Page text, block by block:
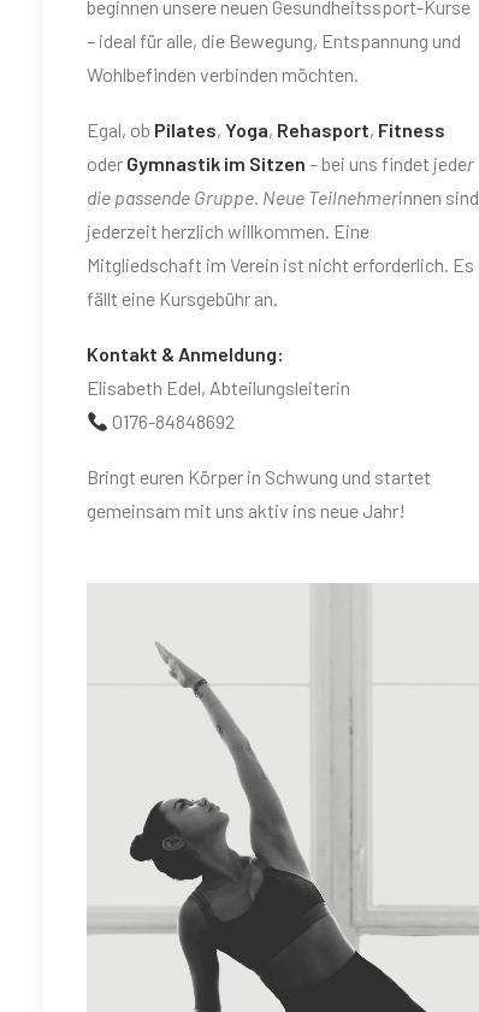
beginnen unsere neuen Gesundheitssport-Kurse
– ideal für alle, die Bewegung, Entspannung und
Wohlbefinden verbinden möchten.
Egal, ob Pilates, Yoga, Rehasport, Fitness
oder Gymnastik im Sitzen – bei uns findet jeder
die passende Gruppe. Neue Teilnehmerinnen sind
jederzeit herzlich willkommen. Eine
Mitgliedschaft im Verein ist nicht erforderlich. Es
fällt eine Kursgebühr an.
Kontakt & Anmeldung:
Elisabeth Edel, Abteilungsleiterin
0176-84848692
Bringt euren Körper in Schwung und startet
gemeinsam mit uns aktiv ins neue Jahr!